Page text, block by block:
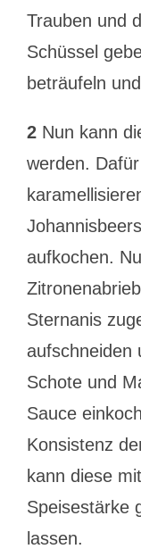
Trauben und
Schüssel
beträufeln
2Nun kann
werden.
aufkochen.
Sternanis
aufschneiden
Schote und
Sauce
Konsistenz
kann diese
Speisestärke
lassen.